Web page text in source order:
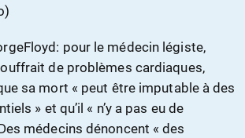
pour le médecin légiste,
de problèmes cardiaques,
sa mort « peut être imputable à des
» et qu’il « n’y a pas eu de
médecins dénoncent « des